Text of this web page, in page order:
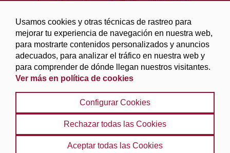
Usamos cookies y otras técnicas de rastreo para
mejorar tu experiencia de navegación en nuestra web,
para mostrarte contenidos personalizados y anuncios
adecuados, para analizar el tráfico en nuestra web y
para comprender de dónde llegan nuestros visitantes.
Ver más en política de cookies
Configurar Cookies
Rechazar todas las Cookies
Aceptar todas las Cookies
©2025 Diputación de Granada
Aviso legal y Política de privacidad | Política de cookies
Protección de datos | Accesibilidad | Búsqueda |
Mapa web